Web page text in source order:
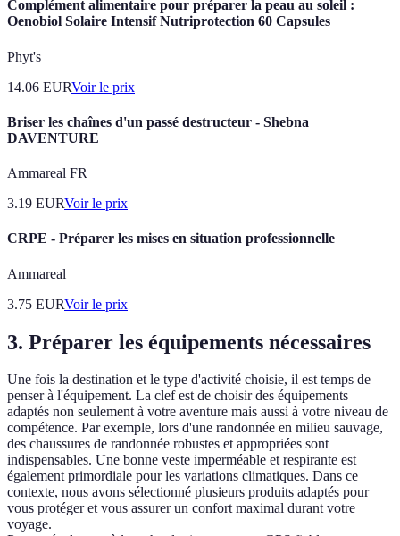
Complément alimentaire pour préparer la peau au soleil :
Oenobiol Solaire Intensif Nutriprotection 60 Capsules
Phyt's
14.06 EURVoir le prix
Briser les chaînes d'un passé destructeur - Shebna
DAVENTURE
Ammareal FR
3.19 EURVoir le prix
CRPE - Préparer les mises en situation professionnelle
Ammareal
3.75 EURVoir le prix
3. Préparer les équipements nécessaires
Une fois la destination et le type d'activité choisie, il est temps de
penser à l'équipement. La clef est de choisir des équipements
adaptés non seulement à votre aventure mais aussi à votre niveau de
compétence. Par exemple, lors d'une randonnée en milieu sauvage,
des chaussures de randonnée robustes et appropriées sont
indispensables. Une bonne veste imperméable et respirante est
également primordiale pour les variations climatiques. Dans ce
contexte, nous avons sélectionné plusieurs produits adaptés pour
vous protéger et vous assurer un confort maximal durant votre
voyage.